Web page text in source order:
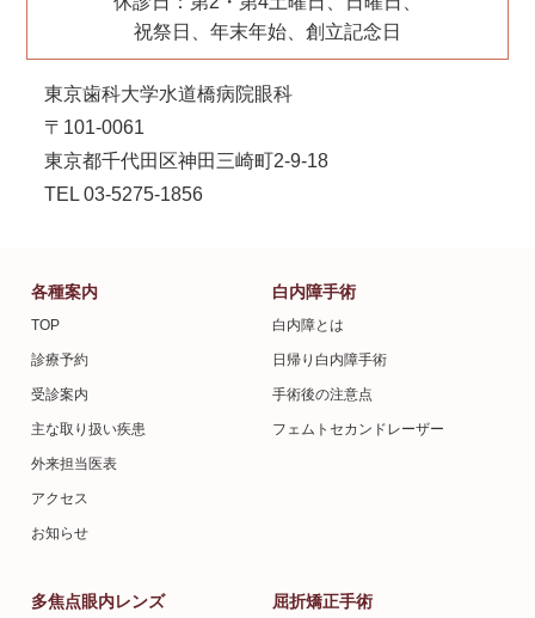
祝祭日、年末年始、創立記念日
東京歯科大学水道橋病院眼科
〒101-0061
東京都千代田区神田三崎町2-9-18
TEL 03-5275-1856
各種案内
TOP
診療予約
受診案内
主な取り扱い疾患
外来担当医表
アクセス
お知らせ
白内障手術
白内障とは
日帰り白内障手術
手術後の注意点
フェムトセカンドレーザー
多焦点眼内レンズ 屈折矯正手術